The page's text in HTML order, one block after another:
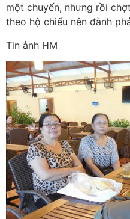
một chuyến, nhưng rồi
theo hộ chiếu nên đành
Tin ảnh HM